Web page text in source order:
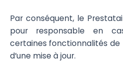
Par conséquent, le
pour responsable en
certaines fonctionnalités
d’une mise à jour.